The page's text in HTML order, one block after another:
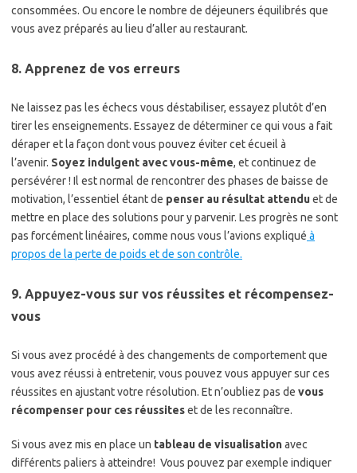
consommées. Ou encore le nombre de déjeuners équilibrés que
vous avez préparés au lieu d’aller au restaurant.
8. Apprenez de vos erreurs
Ne laissez pas les échecs vous déstabiliser, essayez plutôt d’en
tirer les enseignements. Essayez de déterminer ce qui vous a fait
déraper et la façon dont vous pouvez éviter cet écueil à
l’avenir. Soyez indulgent avec vous-même, et continuez de
persévérer ! Il est normal de rencontrer des phases de baisse de
motivation, l’essentiel étant de penser au résultat attenduet de
mettre en place des solutions pour y parvenir. Les progrès ne sont
pas forcément linéaires, comme nous vous l’avions expliqué à
propos de la perte de poids et de son contrôle.
9. Appuyez-vous sur vos réussites et récompensez-
vous
Si vous avez procédé à des changements de comportement que
vous avez réussi à entretenir, vous pouvez vous appuyer sur ces
réussites en ajustant votre résolution. Et n’oubliez pas de vous
récompenser pour ces réussiteset de les reconnaître.
Si vous avez mis en place un tableau de visualisationavec
différents paliers à atteindre! Vous pouvez par exemple indiquer